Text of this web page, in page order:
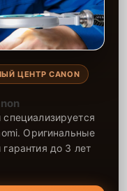
ЦЕНТР CANON
Оригинальные
до 3 лет